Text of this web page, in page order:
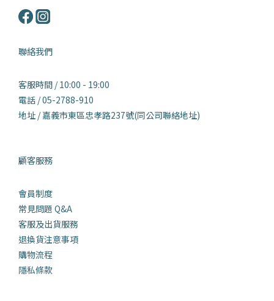
聯絡我們
客服時間 / 10:00 - 19:00
電話 / 05-2788-910
地址 / 嘉義市東區忠孝路237號(同公司聯絡地址)
顧客服務
會員制度
常見問題 Q&A
客服及出貨服務
退換貨注意事項
購物流程
隱私條款